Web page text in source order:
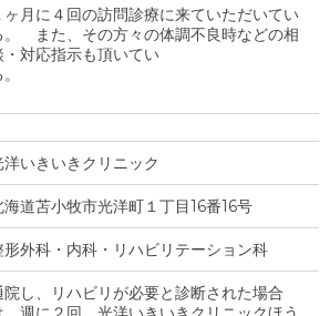
ヶ月に４回の訪問診療に来ていただいてい
。 また、その方々の体調不良時などの相
・対応指示も頂いてい
洋いきいきクリニック
海道苫小牧市光洋町１丁目16番16号
形外科・内科・リハビリテーション科
院し、リハビリが必要と診断された場合